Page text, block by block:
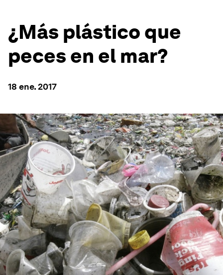
¿Más plástico que
peces en el mar?
18 ene. 2017